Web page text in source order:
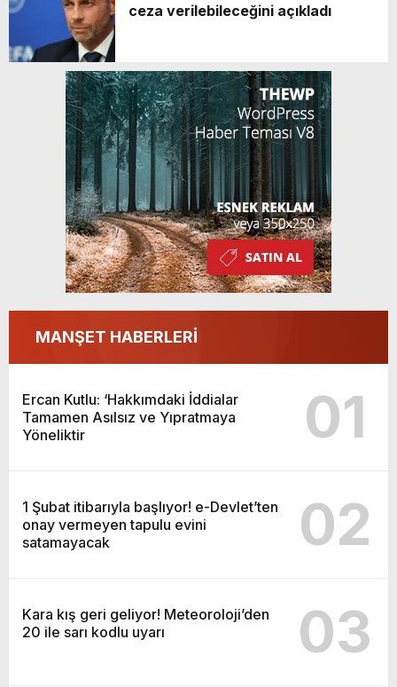
ceza verilebileceğini açıkladı
MANŞET HABERLERİ
Ercan Kutlu: ‘Hakkımdaki İddialar
Tamamen Asılsız ve Yıpratmaya
Yöneliktir
01
1 Şubat itibarıyla başlıyor! e-Devlet’ten
onay vermeyen tapulu evini
satamayacak
02
Kara kış geri geliyor! Meteoroloji’den
20 ile sarı kodlu uyarı
03